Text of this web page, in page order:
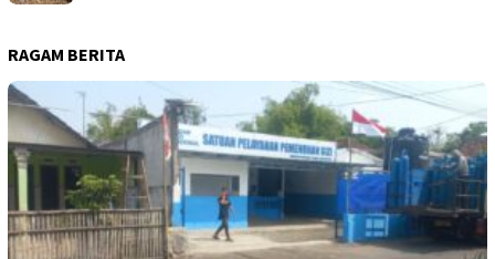
RAGAM BERITA